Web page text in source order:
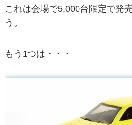
これは会場で5,000台限定で発
う。
もう1つは・・・